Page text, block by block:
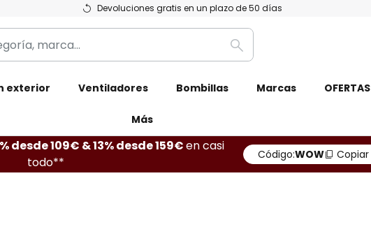
Devoluciones gratis en un plazo de 50 días
Buscar
exterior Ventiladores Bombillas Marcas OFERTAS
Más
desde 109€ & 13% desde 159€en casi
todo**
Código:WOW Copiar